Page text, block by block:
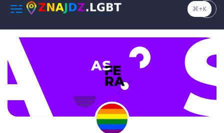
⌘+K